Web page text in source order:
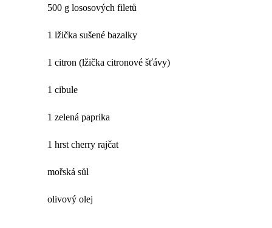
500 g lososových filetů
1 lžička sušené bazalky
1 citron (lžička citronové šťávy)
1 cibule
1 zelená paprika
1 hrst cherry rajčat
mořská sůl
olivový olej